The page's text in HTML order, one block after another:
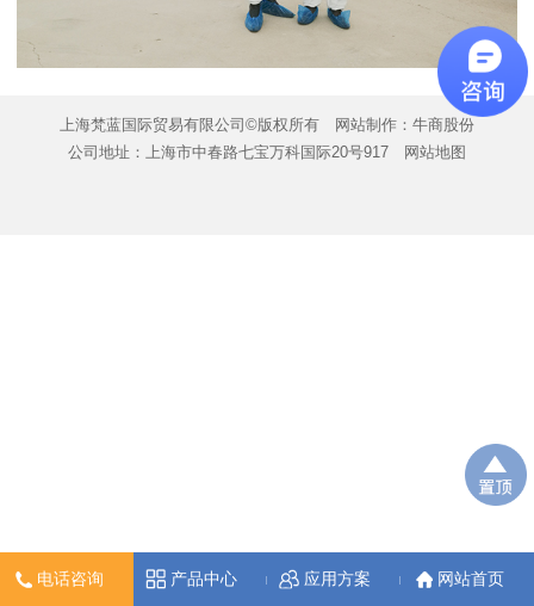
上海梵蓝国际贸易有限公司©版权所有 网站制作： 牛商股份
公司地址：上海市中春路七宝万科国际20号917
网站地图
电话咨询 产品中心 应用方案 网站首页